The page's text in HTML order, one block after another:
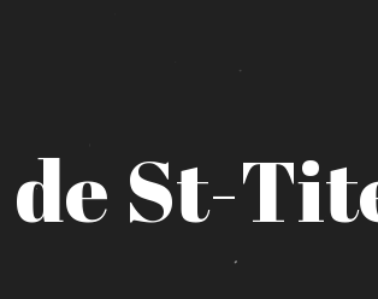
de St-